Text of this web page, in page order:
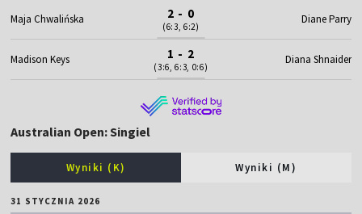
Maja Chwalińska 2 - 0
(6:3, 6:2)
Diane Parry
Madison Keys 1 - 2
(3:6, 6:3, 0:6)
Diana Shnaider
Australian Open: Singiel
Wyniki (K) Wyniki (M)
31 STYCZNIA 2026